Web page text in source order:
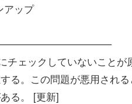
アップ
チェックしていないこと
る。この問題が悪用され
る。 [更新]